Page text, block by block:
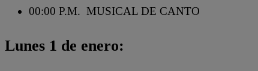
00:00 P.M. MUSICAL DE CANTO
Lunes 1 de enero: